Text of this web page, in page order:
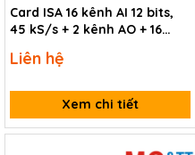
Card ISA 16 kênh AI 12 bits,
45 kS/s + 2 kênh AO + 16
Timer/Counter/Frequency
Liên hệ
Xem chi tiết